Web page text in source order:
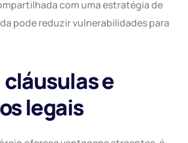
com uma estratégia de
pode reduzir vulnerabilidades para
cláusulas e
legais